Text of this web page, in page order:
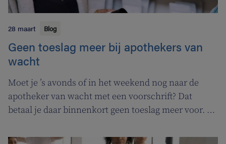
28 maart Blog
Geen toeslag meer bij apothekers van
wacht
Moet je ’s avonds of in het weekend nog naar de
apotheker van wacht met een voorschrift? Dat
betaal je daar binnenkort geen toeslag meer voor. In
apothekers van wacht.